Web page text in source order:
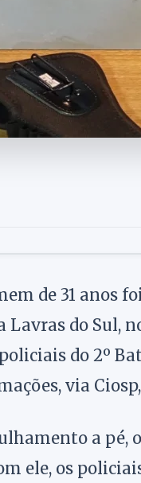
de 31 anos
Lavras do Sul,
do 2º
via
a pé,
ele, os